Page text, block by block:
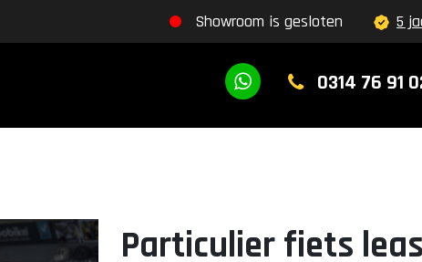
Showroom is gesloten 5
0314 76 91
Particulier fiets